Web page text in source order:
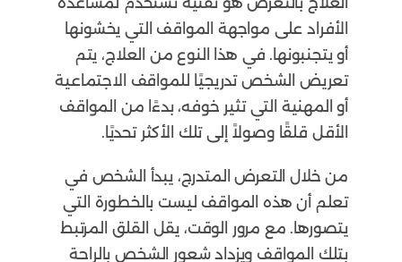
الأفراد على مواجهة المواقف التي يخشونها
أو يتجنبونها. في هذا النوع من العلاج، يتم
تعريض الشخص تدريجيًا للمواقف الاجتماعية
أو المهنية التي تثير خوفه، بدءًا من المواقف
الأقل قلقًا وصولاً إلى تلك الأكثر تحديًا.
من خلال التعرض المتدرج، يبدأ الشخص في
تعلم أن هذه المواقف ليست بالخطورة التي
يتصورها. مع مرور الوقت، يقل القلق المرتبط
بتلك المواقف ويزداد شعور الشخص بالراحة